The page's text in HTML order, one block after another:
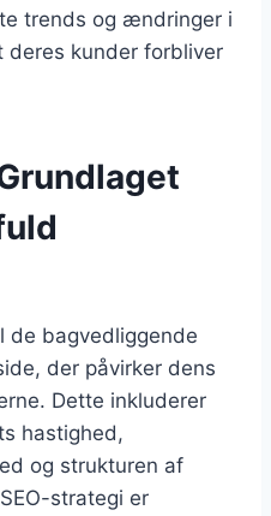
trends og ændringer i
deres kunder forbliver
de bagvedliggende
der påvirker dens
Dette inkluderer
hastighed,
og strukturen af
strategi er